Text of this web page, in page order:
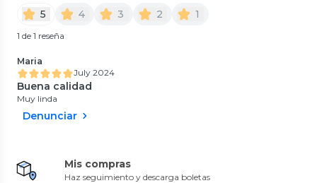
5 4 3 2 1
1 de 1 reseña
Maria
July 2024
Buena calidad
Muy linda
Denunciar
Mis compras
Haz seguimiento y descarga boletas